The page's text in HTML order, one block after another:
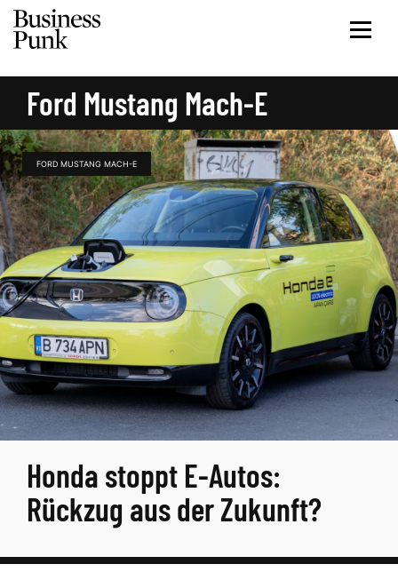
Ford Mustang Mach-E
FORD MUSTANG MACH-E
Honda stoppt E-Autos:
Rückzug aus der Zukunft?